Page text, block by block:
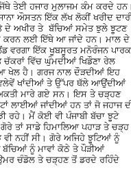
ਤੇਈ ਹਜਾਰ ਮੁਲਾਜਮ ਕੰਮ ਕਰਦੇ ਹਨ।
ਔਸਤਨ ਇੱਕ ਲੱਖ ਲੋਕੀਂ ਖਰੀਦ
ਅਖੀਰ ਤੇ ਬੱਚਿਆਂ ਸਮੇਤ ਝੁਲੇ ਝੂਟਣ
ਕਰਨ ਲਈ ਇੱਥੇ ਆ ਜਾਂਦੇ ਹਨ। ਮਾਲ ਦੇ
ਵਰਗਾ ਇੱਕ ਖੂਬਸੂਰਤ ਮਨੋਰੰਜਨ ਪਾਰਕ
ਵਿੱਚ ਘੁੰਮਦੀਆਂ ਖਿਡੌਣਾ ਰੇਲ
ਖੇਲ ਹੈ। ਗਰਜ ਨਾਲ ਦੌੜਦੀਆਂ ਇਹ
ਵਲੇਵੇਂ ਖਾਂਦੀਆਂ ਤੇ ਉੱਪਰ ਥੱਲੇ ਆਉਂਦੀਆਂ
ਮਾਰੇ ਗਏ ਸਨ। ਇਸ ਤੇ ਚੜ੍ਹਣ
ਲਾਈਆਂ ਜਾਂਦੀਆਂ ਹਨ ਤਾਂ ਜੋ ਜਹਾਜ
ਰਹੇ। ਮੈਂ ਕੋਈ ਵੀ ਪੰਜਾਬੀ ਬੱਚਾ ਝੂਟੇ
ਤਾਂ ਸਾਡੇ ਹਿਮਾਲਿਆ ਪਹਾੜ ਤੇ ਚੜ੍ਹ
ਨਹੀਂ ਸੀ। ਗੋਰੇ ਅਜਿਹੇ ਝੂਟਿਆਂ ਨੂੰ
ਬੱਚਿਆਂ ਨੂੰ ਮਾਵਾਂ ਕੋਠੇ ਤੇ ਪੌੜੀਆਂ
ਚੰਡੋਲ ਤੇ ਚੜ੍ਹਣ ਤੋਂ ਡਰਦੇ ਰਹਿੰਦੇ